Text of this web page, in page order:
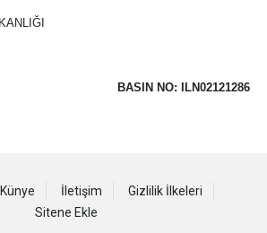
BASIN NO: ILN02121286
Künye İletişim
Gizlilik İlkeleri
Sitene Ekle